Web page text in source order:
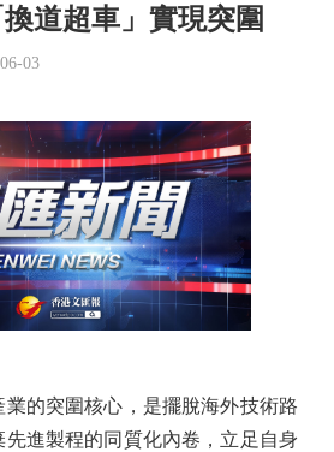
道超車」實現突圍
03
的突圍核心，是擺脫海外技術路
進製程的同質化內卷，立足自身